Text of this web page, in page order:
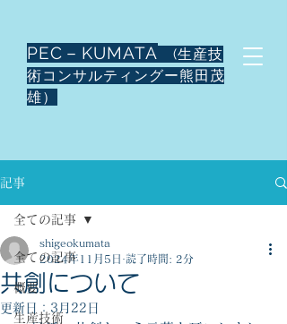
PEC－KUMATA
(生産技
術コンサルティングー熊田茂
雄）
記事
全ての記事
概要
生産技術
全ての記事
共創について
shigeokumata
2024年11月5日
読了時間: 2分
更新日： 3月22日